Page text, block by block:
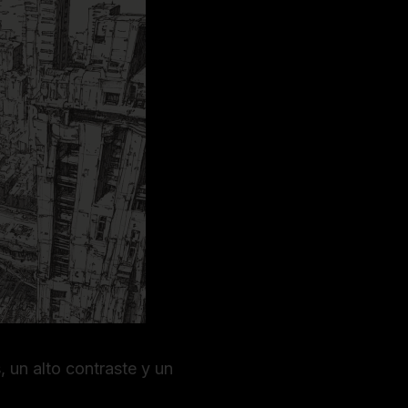
un alto contraste y un